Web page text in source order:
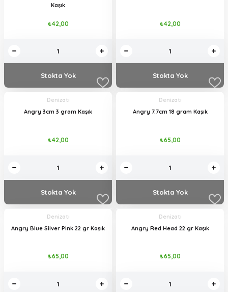
Kaşık
₺42,00
Stokta Yok
₺42,00
Stokta Yok
Denizatı
Angry 3cm 3 gram Kaşık
₺42,00
Stokta Yok
Denizatı
Angry 7.7cm 18 gram Kaşık
₺65,00
Stokta Yok
Denizatı
Angry Blue Silver Pink 22 gr Kaşık
₺65,00
Denizatı
Angry Red Head 22 gr Kaşık
₺65,00